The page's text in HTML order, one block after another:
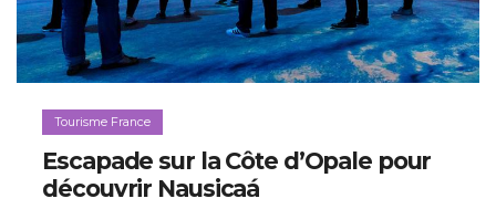
Tourisme France
Escapade sur la Côte d’Opale pour
découvrir Nausicaá